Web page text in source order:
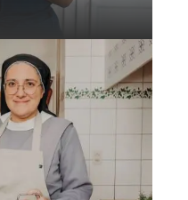
cocinar debe
vida cada vez
chef
llega a
Pía, una
práctica,
para el día a